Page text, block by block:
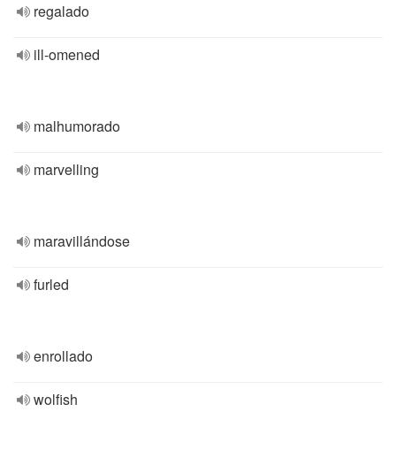
regalado
ill-omened
malhumorado
marvelling
maravillándose
furled
enrollado
wolfish